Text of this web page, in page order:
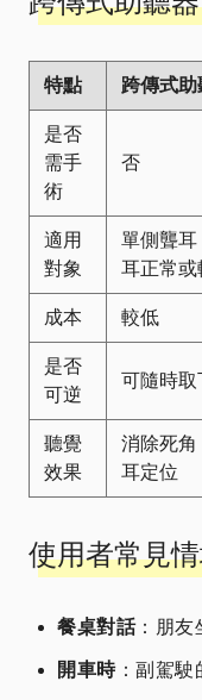
特點 跨傳式助
是否
需手
術
否
適用
對象
單側聾耳
耳正常或
成本 較低
是否
可逆
可隨時取
聽覺
效果
消除死角
耳定位
使用者常見
餐桌對話：朋友
開車時：副駕駛